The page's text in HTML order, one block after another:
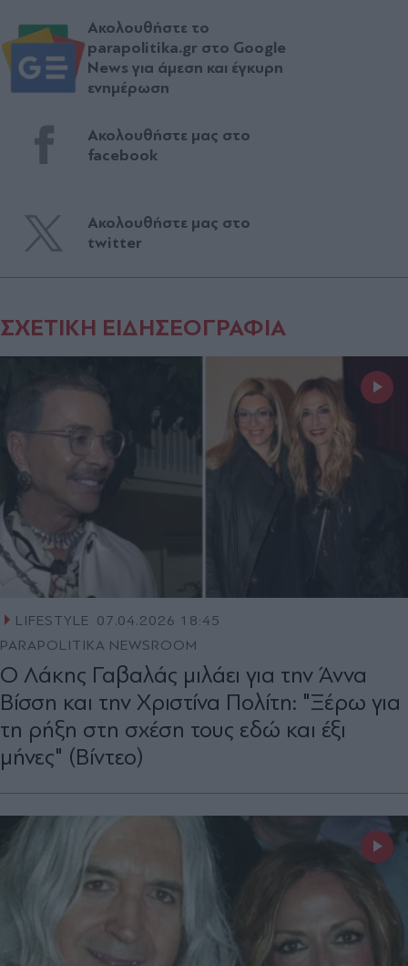
Ακολουθήστε το
parapolitika.gr στο Google
News για άμεση και έγκυρη
ενημέρωση
Ακολουθήστε μας στο
facebook
Ακολουθήστε μας στο
twitter
ΣΧΕΤΙΚΗ ΕΙΔΗΣΕΟΓΡΑΦΙΑ
LIFESTYLE
07.04.2026 18:45
PARAPOLITIKA NEWSROOM
Ο Λάκης Γαβαλάς μιλάει για την Άννα
Βίσση και την Χριστίνα Πολίτη: "Ξέρω για
τη ρήξη στη σχέση τους εδώ και έξι
μήνες" (Βίντεο)